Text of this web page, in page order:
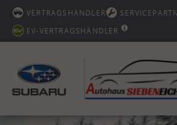
VERTRAGSHÄNDLER
EV-VERTRAGSHÄNDLER